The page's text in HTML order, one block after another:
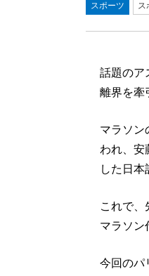
スポーツ ス
話題のア
離界を牽
マラソン
われ、安
した日本
これで、
マラソン
今回のパ